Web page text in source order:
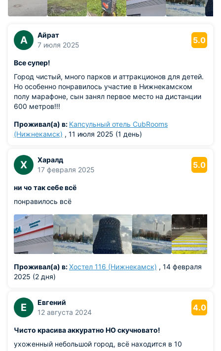
больницы, магазины и спортивные площадки.
город, почти девять гектаров его площади занимают
зеленые насаждения.
Несмотря на то что город молодой, Нижнекамск быстро
развивался.
Заводские корпуса росли очень быстро. В 1967 году после
того, как на пустом месте стали строить, Нижнекамский
апреле 1967 года начало развиваться
автомобилестроение. Была поставлена задача: обеспечить
И уже в 1974 году Нижнекамский шинный завод изготовил
свой первый миллион шин.В 1980 году началось
строительство Атомной станции в городе Нижнекамск, но
строительство АЭС не было законченно, так как экологи
бастовали из-за Чернобыльской аварии в 1986 году.
Начался социально-экономический кризис, и люди стали
покидать поселок.
Сегодня г. Нижнекамск является одним из самых крупных
промышленных и культурных центров республики
Татарстан. Третий по количеству жителей. Город и сейчас
продолжает активно развиваться
А
Айрат
7 июля 2025
5.0
Все супер!
Город чистый, много парков и аттракционов для детей.
Но особенно понравилось участие в Нижнекамском
полу марафоне, сын занял первое место на дистанции
600 метров!!!
Проживал(а) в: Капсульный отель CubRooms
(Нижнекамск) , 11 июля 2025 (1 день)
Х
Харалд
17 февраля 2025
5.0
ни чо так себе всё
понравилось всё
Проживал(а) в:Хостел 116 (Нижнекамск) , 14 февраля
2025 (2 дня)
Е
Евгений
12 августа 2024
4.0
Чисто красива аккуратно НО скучновато!
ухоженный небольшой город, всё находится в 10